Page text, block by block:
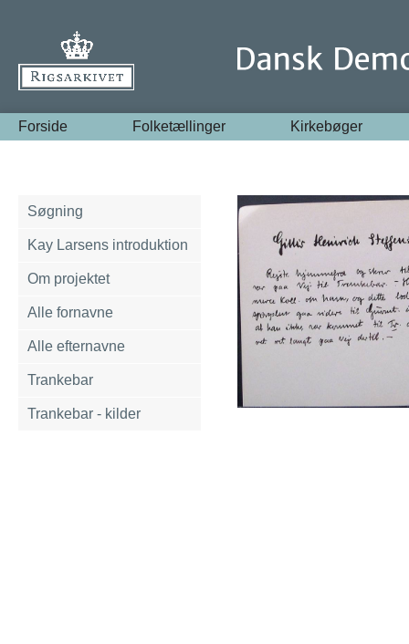
Forside Folketællinger Kirkebøger
Søgning
Kay Larsens introduktion
Om projektet
Alle fornavne
Alle efternavne
Trankebar
Trankebar - kilder